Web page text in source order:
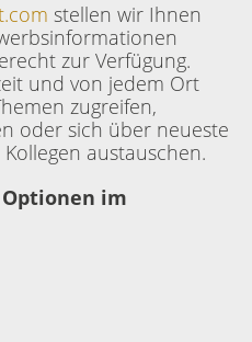
stellen wir Ihnen
zur Verfügung.
und von jedem Ort
zugreifen,
oder sich über neueste
austauschen.
im